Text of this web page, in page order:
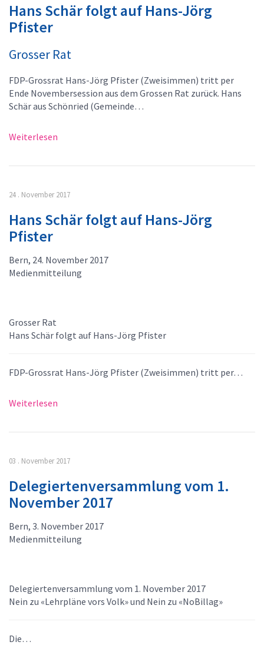
Hans Schär folgt auf Hans-Jörg
Pfister
Grosser Rat
FDP-Grossrat Hans-Jörg Pfister (Zweisimmen) tritt per
Ende Novembersession aus dem Grossen Rat zurück. Hans
Schär aus Schönried (Gemeinde…
Weiterlesen
24 . November 2017
Hans Schär folgt auf Hans-Jörg
Pfister
Bern, 24. November 2017
Medienmitteilung
Grosser Rat
Hans Schär folgt auf Hans-Jörg Pfister
FDP-Grossrat Hans-Jörg Pfister (Zweisimmen) tritt per…
Weiterlesen
03 . November 2017
Delegiertenversammlung vom 1.
November 2017
Bern, 3. November 2017
Medienmitteilung
Delegiertenversammlung vom 1. November 2017
Nein zu «Lehrpläne vors Volk» und Nein zu «NoBillag»
Die…